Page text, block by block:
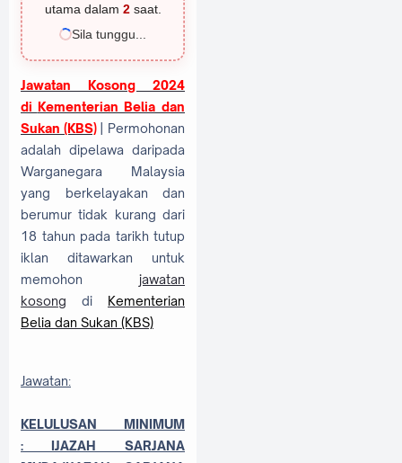
utama dalam 1saat.
Sila tunggu...
Jawatan Kosong 2024
di Kementerian Belia dan
Sukan (KBS) | Permohonan
adalah dipelawa daripada
Warganegara Malaysia
yang berkelayakan dan
berumur tidak kurang dari
18 tahun pada tarikh tutup
iklan ditawarkan untuk
memohon jawatan
kosong di Kementerian
Belia dan Sukan (KBS)
Jawatan:
KELULUSAN MINIMUM
: IJAZAH SARJANA